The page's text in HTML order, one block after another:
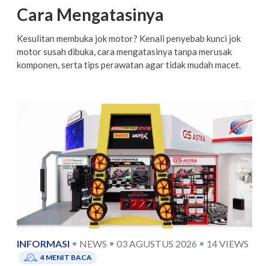
Cara Mengatasinya
Kesulitan membuka jok motor? Kenali penyebab kunci jok
motor susah dibuka, cara mengatasinya tanpa merusak
komponen, serta tips perawatan agar tidak mudah macet.
INFORMASI NEWS 03 AGUSTUS 2026 14VIEWS
4 MENIT BACA